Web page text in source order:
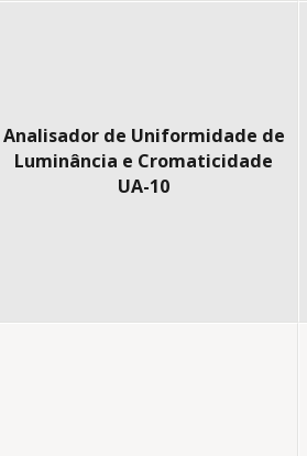
Analisador de Uniformidade de
Luminância e Cromaticidade
UA-10